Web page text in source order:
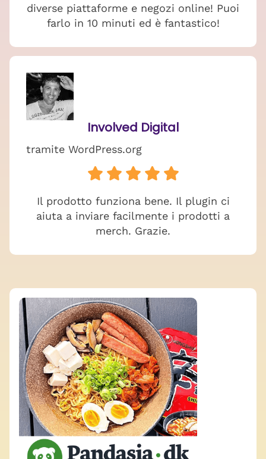
diverse piattaforme e negozi online! Puoi
farlo in 10 minuti ed è fantastico!
Involved Digital
tramite WordPress.org
Il prodotto funziona bene. Il plugin ci
aiuta a inviare facilmente i prodotti a
merch. Grazie.